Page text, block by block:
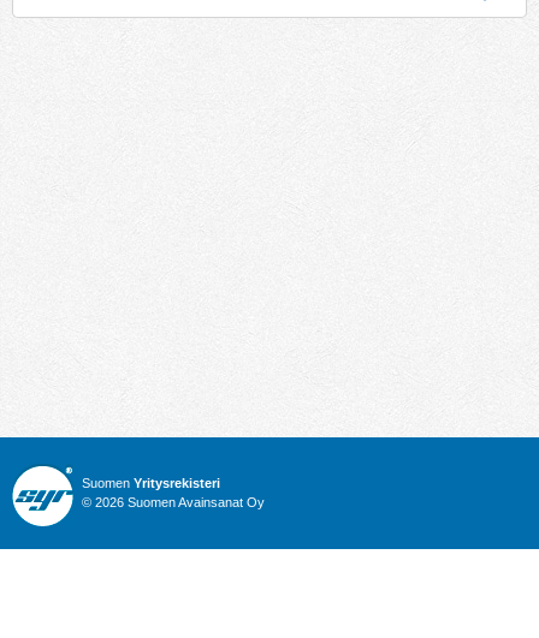
Suomen Yritysrekisteri
© 2026 Suomen Avainsanat Oy